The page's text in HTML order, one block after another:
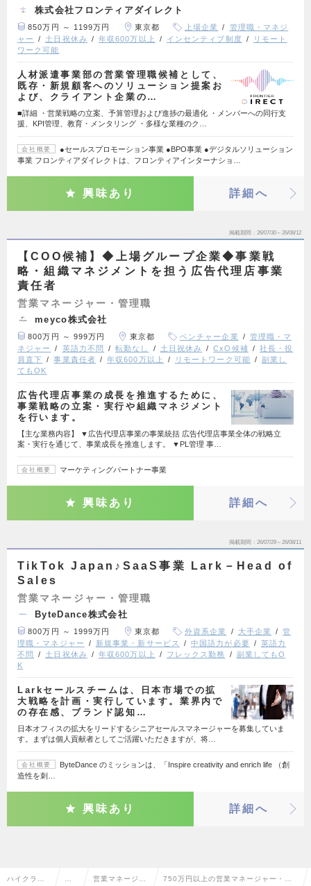
株式会社フロンティアダイレクト
850万円 ～ 1199万円 東京都 上場企業
管理職・マネジ
ャー
土日祝休み 年収600万以上 インセンティブ制度
リモート
ワーク可能
人材派遣事業部の営業管理職候補として、
既存・新規顧客へのソリューション提案お
よび、クライアント企業の…
■詳細 ・営業戦略の立案、予算管理および進捗の最適化 ・メンバーへの同行支
援、KPI管理、教育・メンタリング ・多様な業種のク…
会社概要
●セールスプロモーション事業 ●BPO事業 ●デジタルソリューション
事業 フロンティアダイレクトは、フロンティアインターナショ…
興味あり 詳細へ
掲載期間 26/07/30～26/08/12
【COO候補】◆上場グループ企業◆事業戦
略・組織マネジメントを担う広告代理店事業
責任者
営業マネージャー・管理職
meyco株式会社
800万円 ～ 999万円 東京都 ベンチャー企業
管理職・マ
ネジャー
英語力不問 転勤なし 土日祝休み CxO候補
社長・役
員直下
事業責任者 年収600万以上 リモートワーク可能
副業し
てもOK
広告代理店事業の成長を推進するために、
事業戦略の立案・実行や組織マネジメント
を行います。
【主な業務内容】 ▼広告代理店事業の事業統括 広告代理店事業全体の戦略立
案・実行を通じて、事業成長を推進します。 ▼PL管理 事…
会社概要 マーケティングパートナー事業
興味あり 詳細へ
掲載期間 26/07/29～26/08/11
TikTok Japan♪SaaS事業 Lark－Head of
Sales
営業マネージャー・管理職
ByteDance株式会社
800万円 ～ 1999万円 東京都 外資系企業 大手企業
管
理職・マネジャー
新規事業・新サービス 中国語力が必要
英語力
不問
土日祝休み 年収600万以上 フレックス勤務
副業してもO
K
Larkセールスチームは、日本市場での拡
大戦略を計画・実行しています。業界内で
の存在感、ブランド認知…
日本オフィスの拡大をリードするシニアセールスマネージャーを募集していま
す。まずは個人貢献者としてご活躍いただきますが、将…
会社概要
ByteDance のミッションは、「Inspire creativity and enrich life （創
造性を刺…
興味あり 詳細へ
ハイクラス 営業マネージャ 750万円以上の営業マネージャー・管